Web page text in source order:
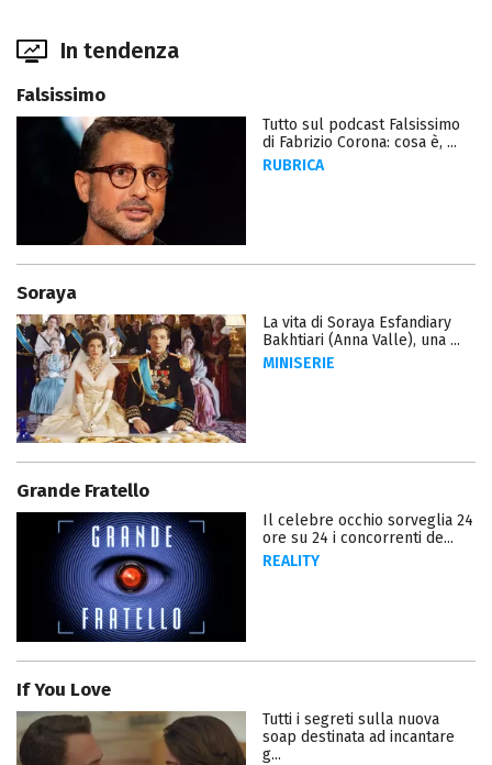
In tendenza
Falsissimo
Tutto sul podcast Falsissimo
di Fabrizio Corona: cosa è, ...
RUBRICA
Soraya
La vita di Soraya Esfandiary
Bakhtiari (Anna Valle), una ...
MINISERIE
Grande Fratello
Il celebre occhio sorveglia 24
ore su 24 i concorrenti de...
REALITY
If You Love
Tutti i segreti sulla nuova
soap destinata ad incantare
g...